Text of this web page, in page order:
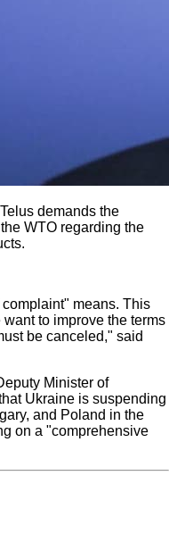
demands the
WTO regarding the
means. This
to improve the terms
be canceled," said
Minister of
Ukraine is suspending
and Poland in the
on a "comprehensive